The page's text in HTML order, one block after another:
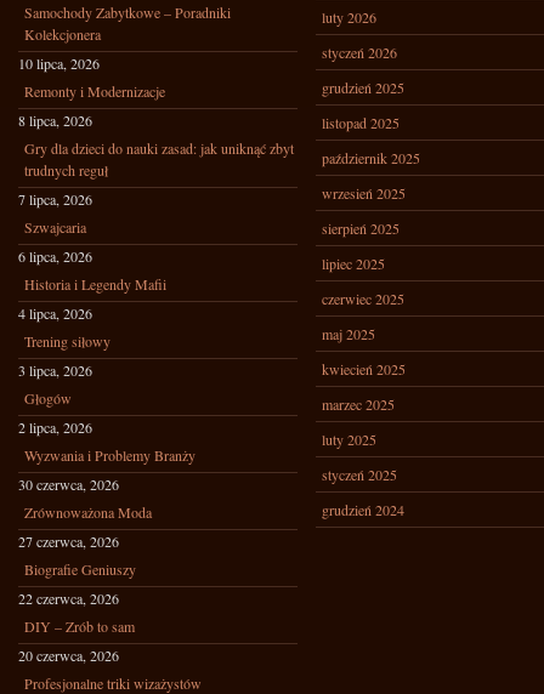
Samochody Zabytkowe – Poradniki
Kolekcjonera
10 lipca, 2026
Remonty i Modernizacje
8 lipca, 2026
Gry dla dzieci do nauki zasad: jak uniknąć zbyt
trudnych reguł
7 lipca, 2026
Szwajcaria
6 lipca, 2026
Historia i Legendy Mafii
4 lipca, 2026
Trening siłowy
3 lipca, 2026
Głogów
2 lipca, 2026
Wyzwania i Problemy Branży
30 czerwca, 2026
Zrównoważona Moda
27 czerwca, 2026
Biografie Geniuszy
22 czerwca, 2026
DIY – Zrób to sam
20 czerwca, 2026
Profesjonalne triki wizażystów
luty 2026
styczeń 2026
grudzień 2025
listopad 2025
październik 2025
wrzesień 2025
sierpień 2025
lipiec 2025
czerwiec 2025
maj 2025
kwiecień 2025
marzec 2025
luty 2025
styczeń 2025
grudzień 2024